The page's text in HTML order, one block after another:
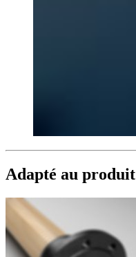
Adapté au produit